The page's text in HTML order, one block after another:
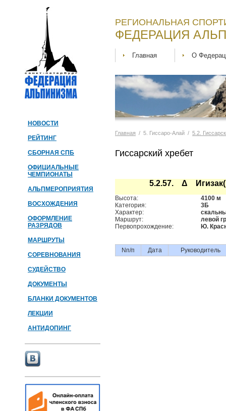
НОВОСТИ
РЕЙТИНГ
СБОРНАЯ СПБ
ОФИЦИАЛЬНЫЕ
ЧЕМПИОНАТЫ
АЛЬПМЕРОПРИЯТИЯ
ВОСХОЖДЕНИЯ
ОФОРМЛЕНИЕ
РАЗРЯДОВ
МАРШРУТЫ
СОРЕВНОВАНИЯ
СУДЕЙСТВО
ДОКУМЕНТЫ
БЛАНКИ ДОКУМЕНТОВ
ЛЕКЦИИ
АНТИДОПИНГ
РЕГИОНАЛЬНАЯ
ФЕДЕРАЦИЯ
Главная О
Главная / 5. Гиссаро-Алай / 5.2.
Гиссарский хребет
5.2.57. Δ
Высота:
4100 м
Категория:
3Б
Характер:
Маршрут:
левой
Первопрохождение:
Ю.
Nп/п Дата Руководитель